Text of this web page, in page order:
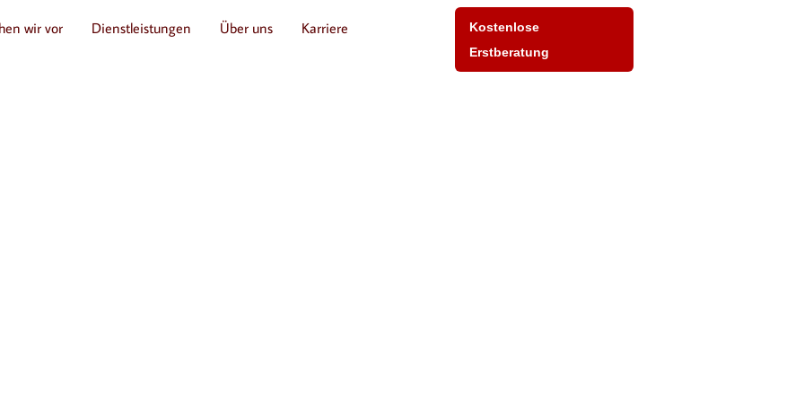
wir vor Dienstleistungen Über uns
Karriere
Kostenlose
Erstberatung